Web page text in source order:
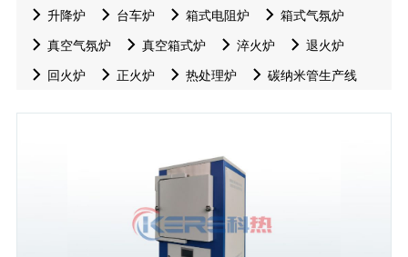
升降炉
台车炉 箱式电阻炉
箱式气氛炉
真空气氛炉
真空箱式炉 淬火炉
退火炉
回火炉
正火炉 热处理炉 碳纳米管生产线